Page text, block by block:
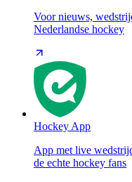
Voor nieuws,
Nederlandse hockey
Hockey App
App met live
de echte hockey fans